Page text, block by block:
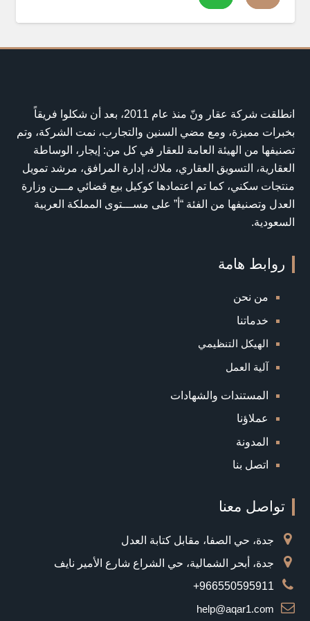
انطلقت شركة عقار ونّ منذ عام 2011، بعد أن شكلوا فريقاً
بخبرات مميزة، ومع مضي السنين والتجارب، نمت الشركة، وتم
تصنيفها من الهيئة العامة للعقار في كل من: إيجار، الوساطة
العقارية، التسويق العقاري، ملاك، إدارة المرافق، مرشد تمويل
منتجات سكني، كما تم اعتمادها كوكيل بيع قضائي مـــن وزارة
العدل وتصنيفها من الفئة “أ” على مســـتوى المملكة العربية
السعودية.
روابط هامة
من نحن
خدماتنا
الهيكل التنظيمي
آلية العمل
المستندات والشهادات
عملاؤنا
المدونة
اتصل بنا
تواصل معنا
جدة، حي الصفا، مقابل كتابة العدل
جدة، أبحر الشمالية، حي الشراع شارع الأمير نايف
966550595911+
help@aqar1.com